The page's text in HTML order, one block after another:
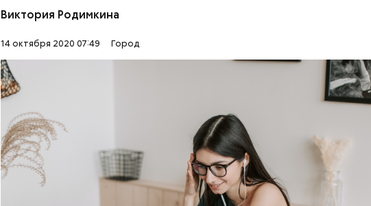
Виктория Родимкина
14 октября 2020 07:49 Город